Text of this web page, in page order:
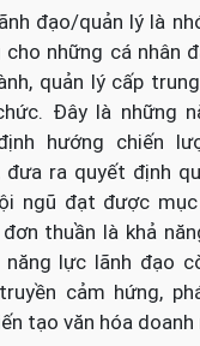
đạo/quản lý là
cho những cá nhân
quản lý cấp
Đây là những
hướng chiến
đưa ra quyết định
ngũ đạt được
thuần là khả
năng lực lãnh đạo
cảm hứng,
tạo văn hóa doanh